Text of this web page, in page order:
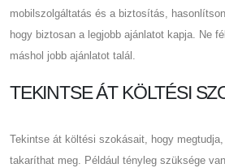
mobilszolgáltatás és a biztosítás,
hogy biztosan a legjobb ajánlatot kapja. Ne
máshol jobb ajánlatot talál.
TEKINTSE ÁT KÖLTÉSI
Tekintse át költési szokásait, hogy
takaríthat meg. Például tényleg szüksége